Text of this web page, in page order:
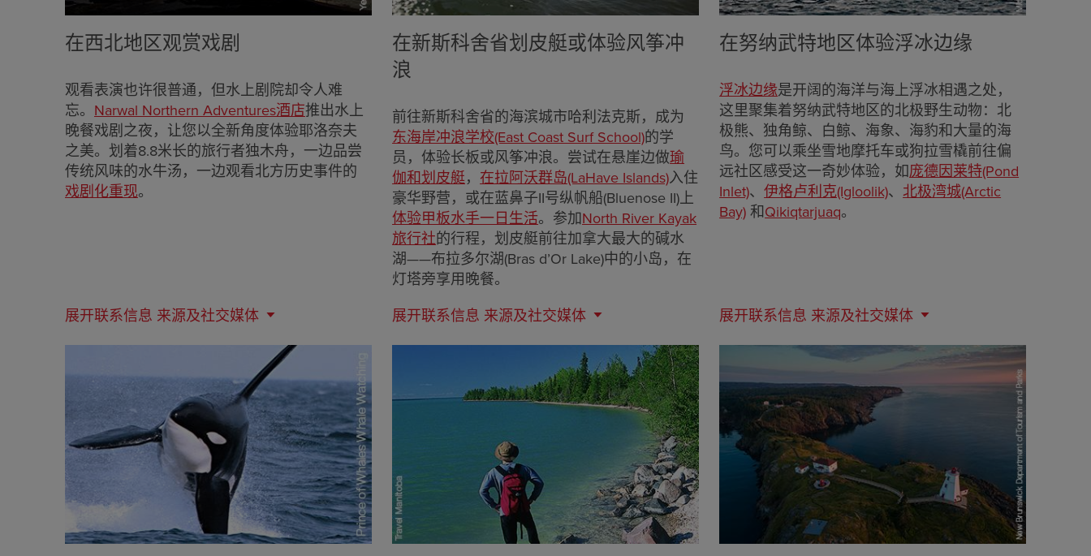
在西北地区观赏戏剧
观看表演也许很普通，但水上剧院却令人难
忘。 Narwal Northern Adventures酒店推出水上
晚餐戏剧之夜，让您以全新角度体验耶洛奈夫
之美。划着8.8米长的旅行者独木舟，一边品尝
传统风味的水牛汤，一边观看北方历史事件的
戏剧化重现。
展开联系信息 来源及社交媒体
在新斯科舍省划皮艇或体验风筝冲
浪
前往新斯科舍省的海滨城市哈利法克斯，成为
东海岸冲浪学校(East Coast Surf School)的学
员，体验长板或风筝冲浪。尝试在悬崖边做瑜
伽和划皮艇， 在拉阿沃群岛(LaHave Islands)入住
豪华野营，或在蓝鼻子II号纵帆船(Bluenose II)上
体验甲板水手一日生活。参加North River Kayak
旅行社的行程，划皮艇前往加拿大最大的碱水
湖——布拉多尔湖(Bras d’Or Lake)中的小岛，在
灯塔旁享用晚餐。
展开联系信息 来源及社交媒体
在努纳武特地区体验浮冰边缘
浮冰边缘是开阔的海洋与海上浮冰相遇之处，
这里聚集着努纳武特地区的北极野生动物：北
极熊、独角鲸、白鲸、海象、海豹和大量的海
鸟。您可以乘坐雪地摩托车或狗拉雪橇前往偏
远社区感受这一奇妙体验，如庞德因莱特(Pond
Inlet)、伊格卢利克(Igloolik)、 北极湾城(Arctic
Bay) 和Qikiqtarjuaq。
展开联系信息 来源及社交媒体